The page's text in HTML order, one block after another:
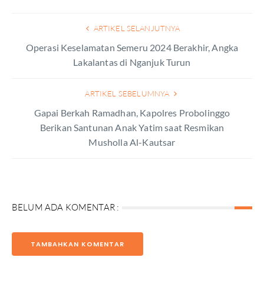
ARTIKEL SELANJUTNYA
Operasi Keselamatan Semeru 2024 Berakhir, Angka
Lakalantas di Nganjuk Turun
ARTIKEL SEBELUMNYA
Gapai Berkah Ramadhan, Kapolres Probolinggo
Berikan Santunan Anak Yatim saat Resmikan
Musholla Al-Kautsar
BELUM ADA KOMENTAR :
TAMBAHKAN KOMENTAR